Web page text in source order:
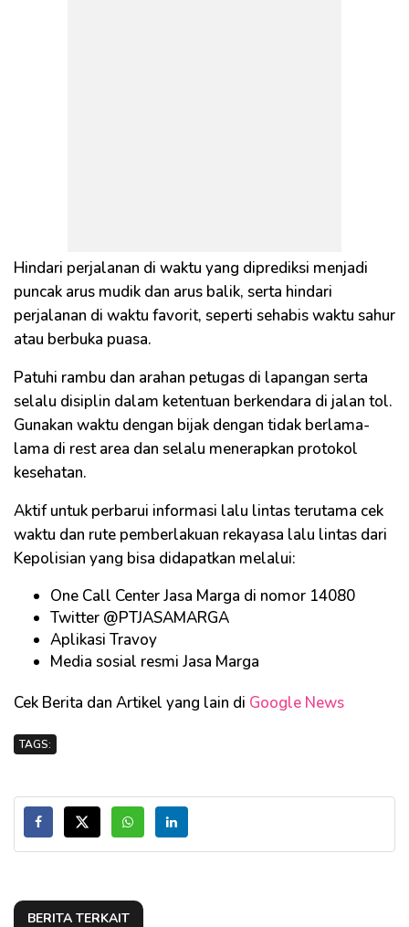
Hindari perjalanan di waktu yang diprediksi menjadi
puncak arus mudik dan arus balik, serta hindari
perjalanan di waktu favorit, seperti sehabis waktu sahur
atau berbuka puasa.
Patuhi rambu dan arahan petugas di lapangan serta
selalu disiplin dalam ketentuan berkendara di jalan tol.
Gunakan waktu dengan bijak dengan tidak berlama-
lama di rest area dan selalu menerapkan protokol
kesehatan.
Aktif untuk perbarui informasi lalu lintas terutama cek
waktu dan rute pemberlakuan rekayasa lalu lintas dari
Kepolisian yang bisa didapatkan melalui:
One Call Center Jasa Marga di nomor 14080
Twitter @PTJASAMARGA
Aplikasi Travoy
Media sosial resmi Jasa Marga
Cek Berita dan Artikel yang lain di Google News
TAGS:
BERITA TERKAIT